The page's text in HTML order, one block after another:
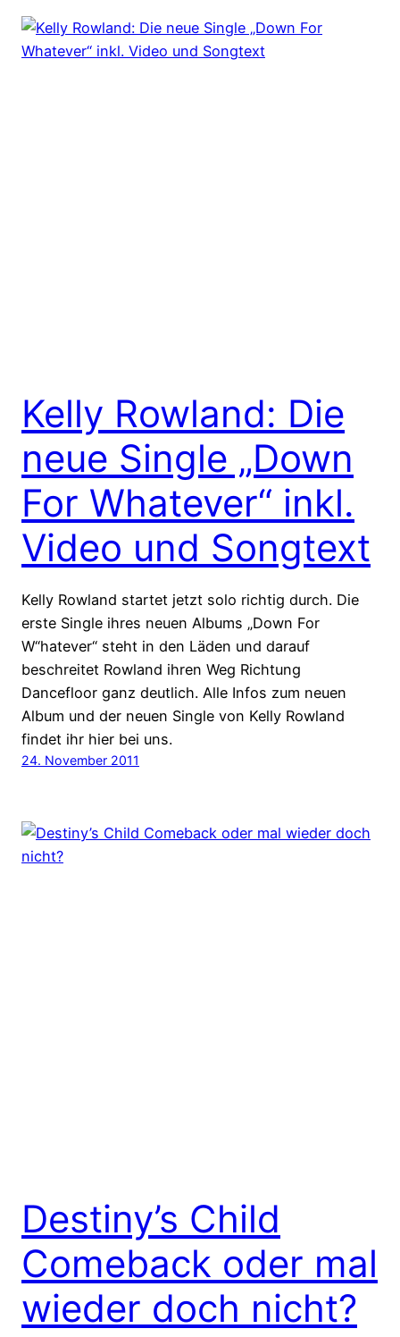
Kelly Rowland: Die
neue Single „Down
For Whatever“ inkl.
Video und Songtext
Kelly Rowland startet jetzt solo richtig durch. Die
erste Single ihres neuen Albums „Down For
W“hatever“ steht in den Läden und darauf
beschreitet Rowland ihren Weg Richtung
Dancefloor ganz deutlich. Alle Infos zum neuen
Album und der neuen Single von Kelly Rowland
findet ihr hier bei uns.
24. November 2011
Destiny’s Child
Comeback oder mal
wieder doch nicht?